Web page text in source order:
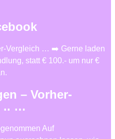
Vergleich … ➡️ Gerne laden
statt € 100.- um nur €
– Vorher-
.. …
Auf